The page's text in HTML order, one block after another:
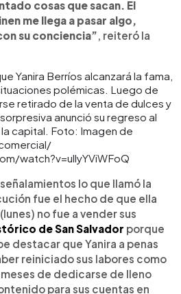
cosas que sacan. El
me llega a pasar algo,
su conciencia”, reiteró la
Yanira Berríos alcanzará la fama,
polémicas. Luego de
retirado de la venta de dulces y
anunció su regreso al
capital. Foto: Imagen de
watch?v=ullyYViWFoQ
lo que llamó la
fue el hecho de que ella
no fue a vender sus
de San Salvador porque
destacar que Yanira a penas
reiniciado sus labores como
de dedicarse de lleno
para sus cuentas en